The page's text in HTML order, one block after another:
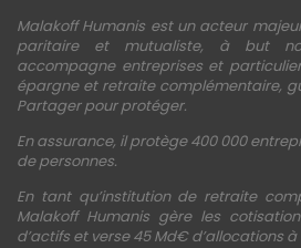
Malakoff Humanis est un acteur
paritaire et mutualiste, à but
accompagne entreprises et
épargne et retraite complémentaire,
Partager pour protéger.
En assurance, il protège 400 000
de personnes.
En tant qu’institution de retraite
Malakoff Humanis gère les
d’actifs et verse 45 Md€ d’allocations